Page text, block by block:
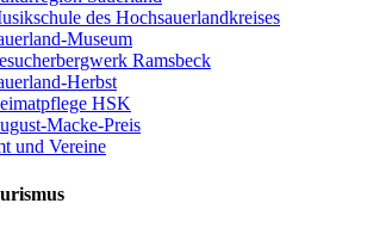
des Hochsauerlandkreises
Museum
Ramsbeck
Herbst
HSK
Macke-Preis
und Vereine